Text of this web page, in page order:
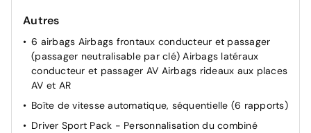
avec fonction Stop&Go
Pare-brise teinté feuilleté acoustique
Peugeot Connect SOS & Assistance
Projecteurs Peugeot Matrix LED Technology Éclairage
adaptatif en fonction des conditions extérieures et de
la circulation
Rétroviseur intérieur électrochrome
Autres
6 airbags Airbags frontaux conducteur et passager
(passager neutralisable par clé) Airbags latéraux
conducteur et passager AV Airbags rideaux aux places
AV et AR
Boîte de vitesse automatique, séquentielle (6 rapports)
Driver Sport Pack - Personnalisation du combiné